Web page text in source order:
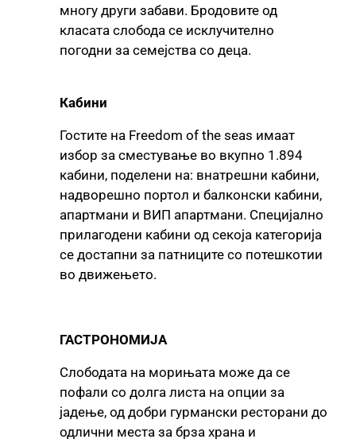
многу други забави. Бродовите од
класата слобода се исклучително
погодни за семејства со деца.
Кабини
Гостите на Freedom of the seas имаат
избор за сместување во вкупно 1.894
кабини, поделени на: внатрешни кабини,
надворешно портол и балконски кабини,
апартмани и ВИП апартмани. Специјално
прилагодени кабини од секоја категорија
се достапни за патниците со потешкотии
во движењето.
ГАСТРОНОМИЈА
Слободата на морињата може да се
пофали со долга листа на опции за
јадење, од добри гурмански ресторани до
одлични места за брза храна и